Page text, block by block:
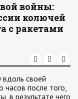
войны:
колючей
с ракетами
своей
часов после того,
в результате чего